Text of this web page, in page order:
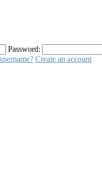
Password:
Create an account